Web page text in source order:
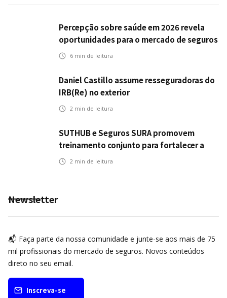
Percepção sobre saúde em 2026 revela
oportunidades para o mercado de seguros
ampliar cobertura e prevenção
6 min de leitura
Daniel Castillo assume resseguradoras do
IRB(Re) no exterior
2 min de leitura
SUTHUB e Seguros SURA promovem
treinamento conjunto para fortalecer a
operação comercial do Seguro Mobilidade
2 min de leitura
Newsletter
📬 Faça parte da nossa comunidade e junte-se aos mais de 75
mil profissionais do mercado de seguros. Novos conteúdos
direto no seu email.
Inscreva-se